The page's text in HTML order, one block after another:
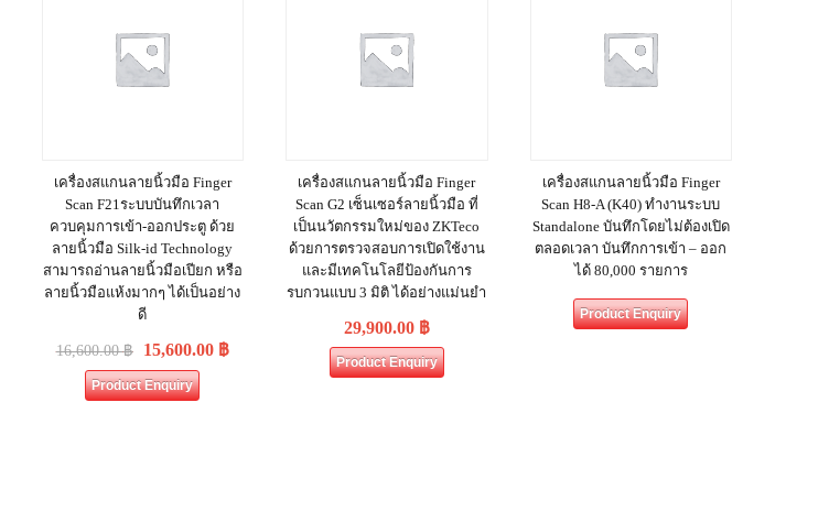
เครื่องสแกนลายนิ้วมือ Finger
Scan F21ระบบบันทึกเวลา
ควบคุมการเข้า-ออกประตู ด้วย
ลายนิ้วมือ Silk-id Technology
สามารถอ่านลายนิ้วมือเปียก หรือ
ลายนิ้วมือแห้งมากๆ ได้เป็นอย่าง
ดี
16,600.00฿ 15,600.00 ฿
Product Enquiry
เครื่องสแกนลายนิ้วมือ Finger
Scan G2 เซ็นเซอร์ลายนิ้วมือ ที่
เป็นนวัตกรรมใหม่ของ ZKTeco
ด้วยการตรวจสอบการเปิดใช้งาน
และมีเทคโนโลยีป้องกันการ
รบกวนแบบ 3 มิติ ได้อย่างแม่นยำ
29,900.00 ฿
Product Enquiry
เครื่องสแกนลายนิ้วมือ Finger
Scan H8-A (K40) ทำงานระบบ
Standalone บันทึกโดยไม่ต้องเปิด
ตลอดเวลา บันทึกการเข้า – ออก
ได้ 80,000 รายการ
Product Enquiry